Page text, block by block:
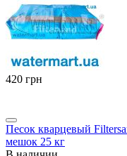
‍420‍ грн
Песок кварцевый
мешок 25 кг